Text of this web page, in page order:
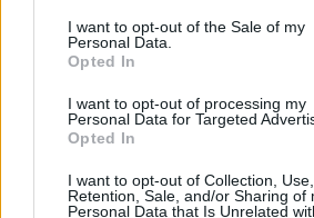
I want to opt-out of the Sale of my
Personal Data.
Opted In
I want to opt-out of processing my
Personal Data for Targeted
Opted In
I want to opt-out of Collection, Use,
Retention, Sale, and/or Sharing of
Personal Data that Is Unrelated